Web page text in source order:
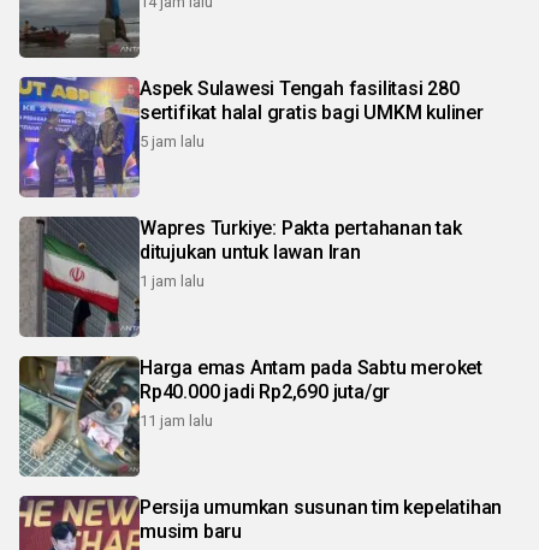
Aspek Sulawesi Tengah fasilitasi 280
sertifikat halal gratis bagi UMKM kuliner
5 jam lalu
Wapres Turkiye: Pakta pertahanan tak
ditujukan untuk lawan Iran
1 jam lalu
Harga emas Antam pada Sabtu meroket
Rp40.000 jadi Rp2,690 juta/gr
11 jam lalu
Persija umumkan susunan tim kepelatihan
musim baru